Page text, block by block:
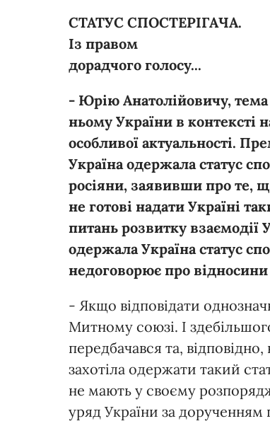
СТАТУС СПОСТЕРІГАЧА.
Із правом
дорадчого голосу...
- Юрію Анатолійовичу,
ньому України в контексті
особливої актуальності.
Україна одержала статус
росіяни, заявивши про те,
не готові надати Україні
питань розвитку
одержала Україна статус
недоговорює про
- Якщо відповідати
Митному союзі. І
передбачався та,
захотіла одержати такий
не мають у своєму
уряд України за